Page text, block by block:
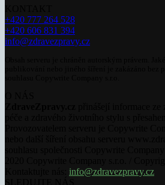
+420 777 264 528
+420 606 831 394
info@zdravezpravy.cz
info@zdravezpravy.cz